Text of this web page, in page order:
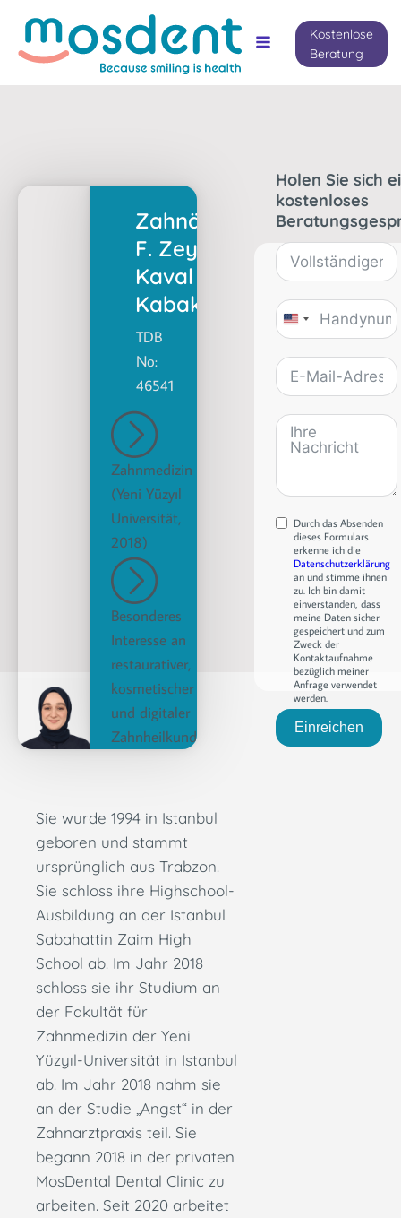
Kostenlose
Beratung
Zahnärztin
F. Zeynep
Kaval
Kabakaş
TDB
No:
46541
Zahnmedizin
(Yeni Yüzyıl
Universität,
2018)
Besonderes
Interesse an
restaurativer,
kosmetischer
und digitaler
Zahnheilkunde
Holen Sie sich
kostenloses
United
+1
Durch das Absenden
dieses Formulars
erkenne ich die
Datenschutzerklärung
an und stimme ihnen
zu. Ich bin damit
einverstanden, dass
meine Daten sicher
gespeichert und zum
Zweck der
Kontaktaufnahme
bezüglich meiner
Anfrage verwendet
werden.
Einreichen
Sie wurde 1994 in Istanbul
geboren und stammt
ursprünglich aus Trabzon.
Sie schloss ihre Highschool-
Ausbildung an der Istanbul
Sabahattin Zaim High
School ab. Im Jahr 2018
schloss sie ihr Studium an
der Fakultät für
Zahnmedizin der Yeni
Yüzyıl-Universität in Istanbul
ab. Im Jahr 2018 nahm sie
an der Studie „Angst“ in der
Zahnarztpraxis teil. Sie
begann 2018 in der privaten
MosDental Dental Clinic zu
arbeiten. Seit 2020 arbeitet